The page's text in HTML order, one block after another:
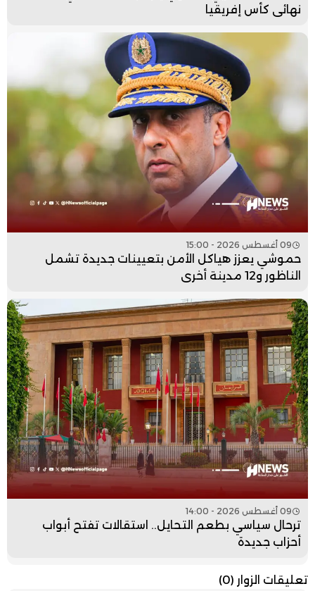
نهائي كأس إفريقيا
09 أغسطس 2026 - 15:00
حموشي يعزز هياكل الأمن بتعيينات جديدة تشمل
الناظور و12 مدينة أخرى
09 أغسطس 2026 - 14:00
ترحال سياسي بطعم التحايل.. استقالات تفتح أبواب
أحزاب جديدة
تعليقات الزوار (0)